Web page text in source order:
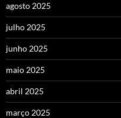
agosto 2025
julho 2025
junho 2025
maio 2025
abril 2025
março 2025